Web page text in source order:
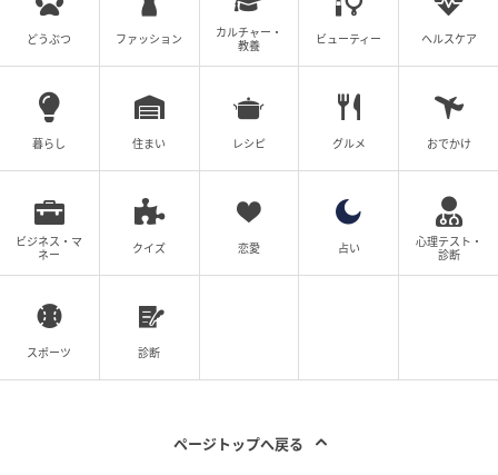
何度も謝罪しました。
大変だったのに、直樹は「大丈夫、大丈夫！」と、ま
るで他人事のようで…。
※この漫画は実話を元に編集しています
脚本:日野光里、イラスト:じゅーぱち
(フィクション・スタジオ)
んです！ まんが】
どうぶつ ファッション
カルチャー・
教養
ビューティー ヘルスケア
暮らし 住まい レシピ グルメ おでかけ
ビジネス・マ
ネー
クイズ 恋愛 占い
心理テスト・
診断
スポーツ 診断
ページトップへ戻る